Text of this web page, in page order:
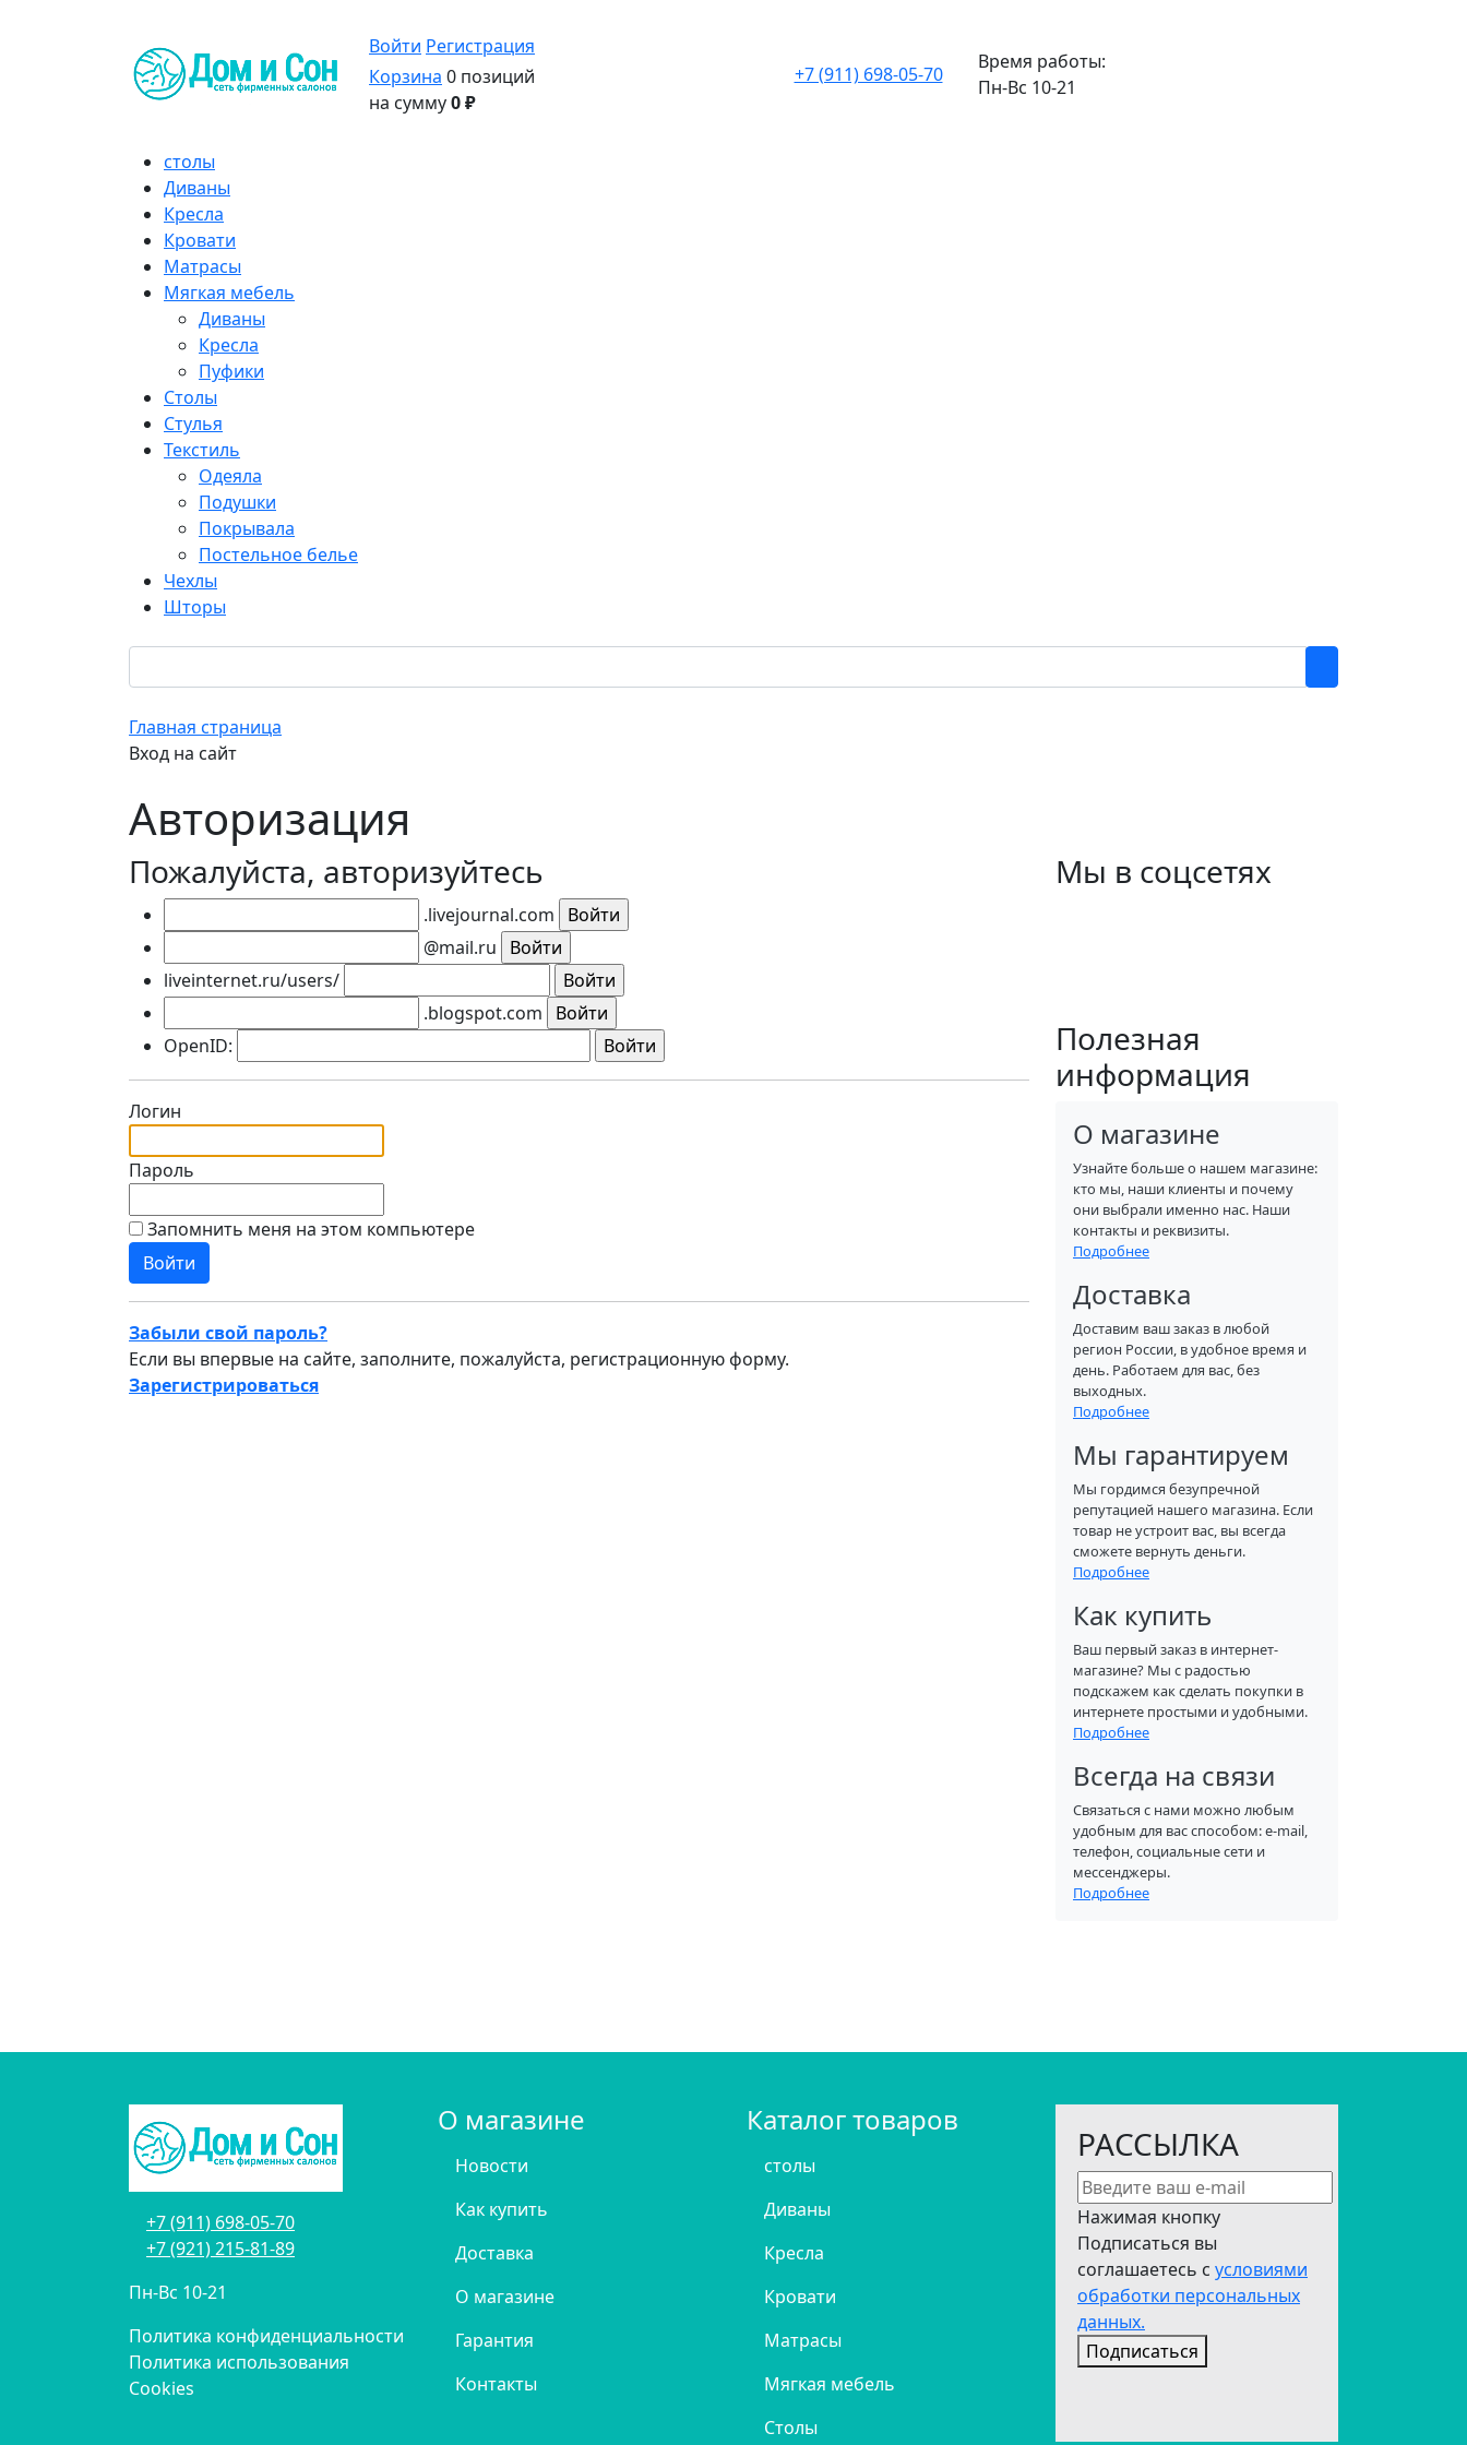
Войти Регистрация
Корзина 0 позиций
на сумму0 ₽
+7 (911) 698-05-70
Время работы:
Пн-Вс 10-21
столы
Диваны
Кресла
Кровати
Матрасы
Мягкая мебель
Диваны
Кресла
Пуфики
Столы
Стулья
Текстиль
Одеяла
Подушки
Покрывала
Постельное белье
Чехлы
Шторы
Главная страница
Вход на сайт
Авторизация
Пожалуйста, авторизуйтесь
.livejournal.com
@mail.ru
liveinternet.ru/users/
.blogspot.com
OpenID:
Логин
Пароль
Запомнить меня на этом компьютере
Забыли свой пароль?
Если вы впервые на сайте, заполните, пожалуйста, регистрационную форму.
Зарегистрироваться
Мы в соцсетях
Полезная
информация
О магазине
Узнайте больше о нашем магазине:
кто мы, наши клиенты и почему
они выбрали именно нас. Наши
контакты и реквизиты.
Подробнее
Доставка
Доставим ваш заказ в любой
регион России, в удобное время и
день. Работаем для вас, без
выходных.
Подробнее
Мы гарантируем
Мы гордимся безупречной
репутацией нашего магазина. Если
товар не устроит вас, вы всегда
сможете вернуть деньги.
Подробнее
Как купить
Ваш первый заказ в интернет-
магазине? Мы с радостью
подскажем как сделать покупки в
интернете простыми и удобными.
Подробнее
Всегда на связи
Связаться с нами можно любым
удобным для вас способом: e-mail,
телефон, социальные сети и
мессенджеры.
Подробнее
О магазине
Новости
Как купить
Доставка
О магазине
Гарантия
Контакты
Каталог товаров
столы
Диваны
Кресла
Кровати
Матрасы
Мягкая мебель
Столы
РАССЫЛКА
Нажимая кнопку
Подписаться вы
соглашаетесь с условиями
обработки персональных
данных.
Подписаться
+7 (911) 698-05-70
+7 (921) 215-81-89
Пн-Вс 10-21
Политика конфиденциальности
Политика использования
Cookies